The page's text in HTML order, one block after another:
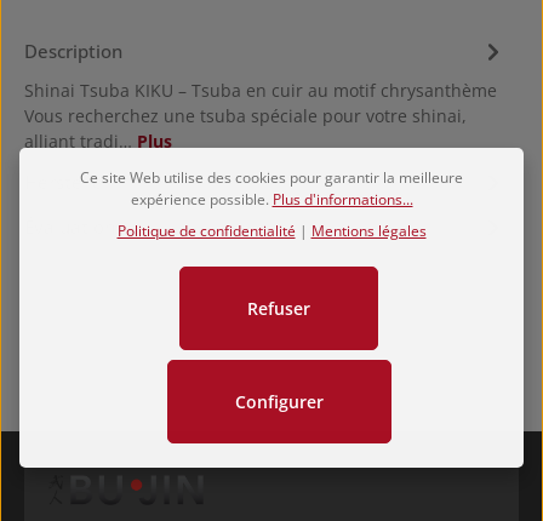
Description
Shinai Tsuba KIKU – Tsuba en cuir au motif chrysanthème
Vous recherchez une tsuba spéciale pour votre shinai,
alliant tradi… Plus
Hersteller
Évaluations
Ce site Web utilise des cookies pour garantir la meilleure
expérience possible. Plus d'informations...
Politique de confidentialité | Mentions légales
Refuser
Configurer